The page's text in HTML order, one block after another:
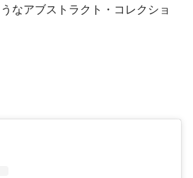
なアブストラクト・コレクショ